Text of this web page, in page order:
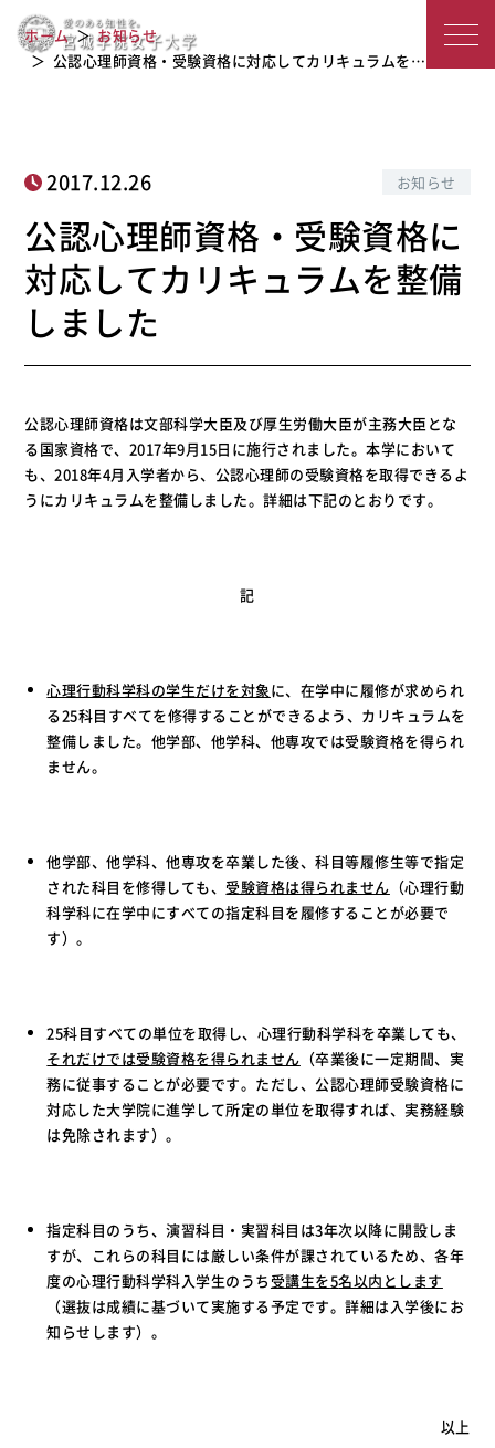
城
子
大
公認心理師資格・受験資格に対応して
カリキュラムを整備しました
ホーム
お知らせ
公認心理師資格・受験資格に対応してカリキュラムを…
2017.12.26 お知らせ
公認心理師資格・受験資格に
対応してカリキュラムを整備
しました
公認心理師資格は文部科学大臣及び厚生労働大臣が主務大臣とな
る国家資格で、2017年9月15日に施行されました。本学において
も、2018年4月入学者から、公認心理師の受験資格を取得できるよ
うにカリキュラムを整備しました。詳細は下記のとおりです。
記
心理行動科学科の学生だけを対象に、在学中に履修が求められ
る25科目すべてを修得することができるよう、カリキュラムを
整備しました。他学部、他学科、他専攻では受験資格を得られ
ません。
他学部、他学科、他専攻を卒業した後、科目等履修生等で指定
された科目を修得しても、 受験資格は得られません （心理行動
科学科に在学中にすべての指定科目を履修することが必要で
す）。
25科目すべての単位を取得し、心理行動科学科を卒業しても、
それだけでは受験資格を得られません （卒業後に一定期間、実
務に従事することが必要です。ただし、公認心理師受験資格に
対応した大学院に進学して所定の単位を取得すれば、実務経験
は免除されます）。
指定科目のうち、演習科目・実習科目は3年次以降に開設しま
すが、これらの科目には厳しい条件が課されているため、各年
度の心理行動科学科入学生のうち 受講生を5名以内とします
（選抜は成績に基づいて実施する予定です。詳細は入学後にお
知らせします）。
以上